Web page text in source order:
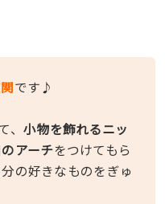
です♪
、小物を飾れるニッ
アーチをつけてもら
の好きなものをぎゅ